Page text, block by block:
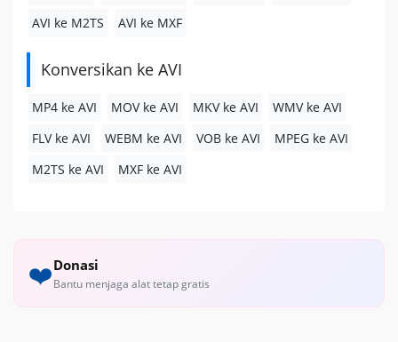
AVI ke M2TS AVI ke MXF
Konversikan ke AVI
MP4 ke AVI MOV ke AVI MKV ke AVI
WMV ke AVI
FLV ke AVI
WEBM ke AVI VOB ke AVI
MPEG ke AVI
M2TS ke AVI
MXF ke AVI
❤️Donasi
Bantu menjaga alat tetap gratis